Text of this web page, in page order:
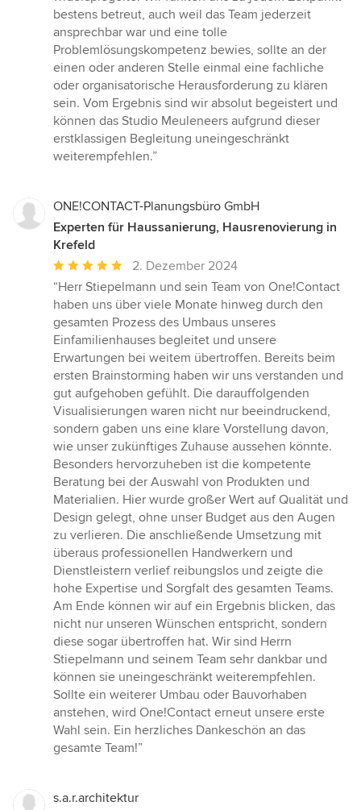
bestens betreut, auch weil das Team jederzeit
ansprechbar war und eine tolle
Problemlösungskompetenz bewies, sollte an der
einen oder anderen Stelle einmal eine fachliche
oder organisatorische Herausforderung zu klären
sein. Vom Ergebnis sind wir absolut begeistert und
können das Studio Meuleneers aufgrund dieser
erstklassigen Begleitung uneingeschränkt
weiterempfehlen.”
ONE!CONTACT-Planungsbüro GmbH
Experten für Haussanierung, Hausrenovierung in
Krefeld
Durchschnittliche
Bewertung:
5
von
5
Sternen
2. Dezember 2024
“Herr Stiepelmann und sein Team von One!Contact
haben uns über viele Monate hinweg durch den
gesamten Prozess des Umbaus unseres
Einfamilienhauses begleitet und unsere
Erwartungen bei weitem übertroffen. Bereits beim
ersten Brainstorming haben wir uns verstanden und
gut aufgehoben gefühlt. Die darauffolgenden
Visualisierungen waren nicht nur beeindruckend,
sondern gaben uns eine klare Vorstellung davon,
wie unser zukünftiges Zuhause aussehen könnte.
Besonders hervorzuheben ist die kompetente
Beratung bei der Auswahl von Produkten und
Materialien. Hier wurde großer Wert auf Qualität und
Design gelegt, ohne unser Budget aus den Augen
zu verlieren. Die anschließende Umsetzung mit
überaus professionellen Handwerkern und
Dienstleistern verlief reibungslos und zeigte die
hohe Expertise und Sorgfalt des gesamten Teams.
Am Ende können wir auf ein Ergebnis blicken, das
nicht nur unseren Wünschen entspricht, sondern
diese sogar übertroffen hat. Wir sind Herrn
Stiepelmann und seinem Team sehr dankbar und
können sie uneingeschränkt weiterempfehlen.
Sollte ein weiterer Umbau oder Bauvorhaben
anstehen, wird One!Contact erneut unsere erste
Wahl sein. Ein herzliches Dankeschön an das
gesamte Team!”
s.a.r.architektur